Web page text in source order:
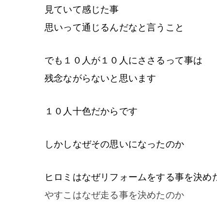
見ていて感じた事
思いって通じるんだなと言うこと
でも１０人が１０人にささるって事は
残念ながらないと思います
１０人十色だからです
しかしなぜその思いになったのか
ヒロミはなぜリフォームをする事を決め
やすこはなぜ走る事を決めたのか